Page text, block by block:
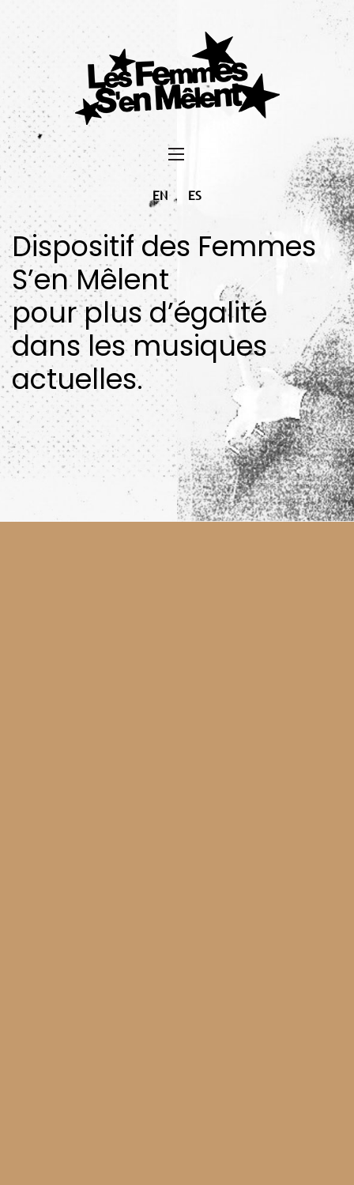
EN ES
Dispositif des Femmes
S’en Mêlent
pour plus d’égalité
dans les musiques
actuelles.